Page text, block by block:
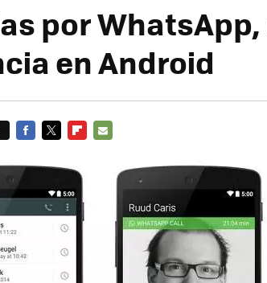
por WhatsApp,
en Android